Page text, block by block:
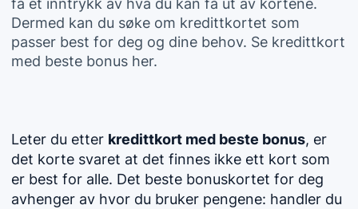
få et inntrykk av hva du kan få ut av kortene.
Dermed kan du søke om kredittkortet som
passer best for deg og dine behov. Se kredittkort
med beste bonus her.
Leter du etter kredittkort med beste bonus, er
det korte svaret at det finnes ikke ett kort som
er best for alle. Det beste bonuskortet for deg
avhenger av hvor du bruker pengene: handler du